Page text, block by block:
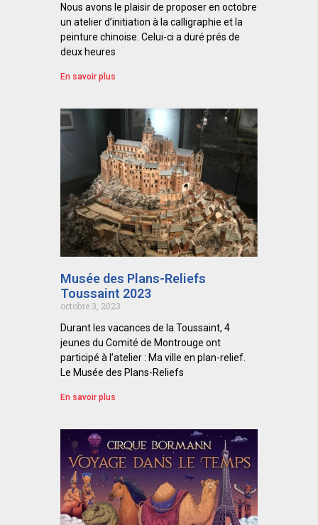
Nous avons le plaisir de proposer en octobre
un atelier d’initiation à la calligraphie et la
peinture chinoise. Celui-ci a duré prés de
deux heures
En savoir plus
Musée des Plans-Reliefs
Toussaint 2023
octobre 3, 2023
Durant les vacances de la Toussaint, 4
jeunes du Comité de Montrouge ont
participé à l’atelier : Ma ville en plan-relief.
Le Musée des Plans-Reliefs
En savoir plus